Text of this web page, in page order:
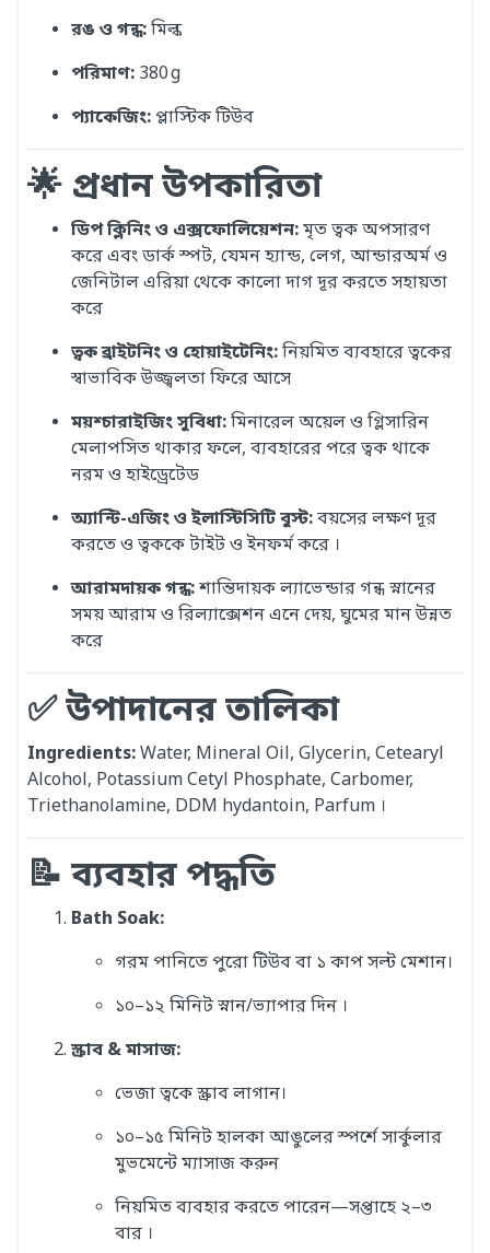
রঙ ও গন্ধ:মিল্ক
পরিমাণ: 380 g
প্যাকেজিং: প্লাস্টিক টিউব
🌟 প্রধান উপকারিতা
ডিপ ক্লিনিং ও এক্সফোলিয়েশন:মৃত ত্বক অপসারণ
করে এবং ডার্ক স্পট, যেমন হ্যান্ড, লেগ, আন্ডারঅর্ম ও
জেনিটাল এরিয়া থেকে কালো দাগ দূর করতে সহায়তা
করে
ত্বক ব্রাইটনিং ও হোয়াইটেনিং:নিয়মিত ব্যবহারে ত্বকের
স্বাভাবিক উজ্জ্বলতা ফিরে আসে
ময়শ্চারাইজিং সুবিধা:মিনারেল অয়েল ও গ্লিসারিন
মেলাপসিত থাকার ফলে, ব্যবহারের পরে ত্বক থাকে
নরম ও হাইড্রেটেড
অ্যান্টি-এজিং ও ইলাস্টিসিটি বুস্ট:বয়সের লক্ষণ দূর
করতে ও ত্বককে টাইট ও ইনফর্ম করে ।
আরামদায়ক গন্ধ:শান্তিদায়ক ল্যাভেন্ডার গন্ধ স্নানের
সময় আরাম ও রিল্যাক্সেশন এনে দেয়, ঘুমের মান উন্নত
করে
✅ উপাদানের তালিকা
Ingredients:Water, Mineral Oil, Glycerin, Cetearyl
Alcohol, Potassium Cetyl Phosphate, Carbomer,
Triethanolamine, DDM hydantoin, Parfum ।
📝 ব্যবহার পদ্ধতি
Bath Soak:
গরম পানিতে পুরো টিউব বা ১ কাপ সল্ট মেশান।
১০–১২ মিনিট স্নান/ভ্যাপার দিন ।
স্ক্রাব & মাসাজ:
ভেজা ত্বকে স্ক্রাব লাগান।
১০–১৫ মিনিট হালকা আঙুলের স্পর্শে সার্কুলার
মুভমেন্টে ম্যাসাজ করুন
নিয়মিত ব্যবহার করতে পারেন—সপ্তাহে ২–৩
বার ।